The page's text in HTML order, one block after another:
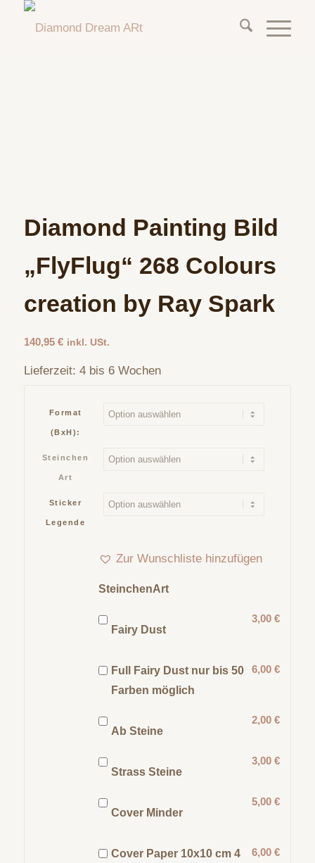
Diamond Painting Bild
„FlyFlug“ 268 Colours
creation by Ray Spark
140,95 € inkl. USt.
Lieferzeit: 4 bis 6 Wochen
Format
(BxH):
Steinchen
Art
Sticker
Legende
Zur Wunschliste hinzufügen
SteinchenArt
Fairy Dust
3,00 €
Full Fairy Dust nur bis 50
Farben möglich
6,00 €
Ab Steine
2,00 €
Strass Steine
3,00 €
Cover Minder
5,00 €
Cover Paper 10x10 cm 4
6,00 €